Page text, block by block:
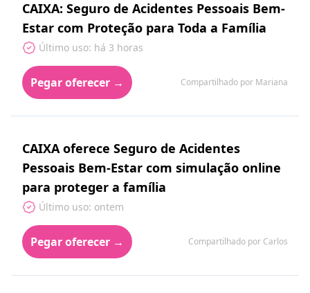
CAIXA: Seguro de Acidentes Pessoais Bem-
Estar com Proteção para Toda a Família
Último uso: há 3 horas
Pegar oferecer → Compartilhado por Mariana
CAIXA oferece Seguro de Acidentes
Pessoais Bem-Estar com simulação online
para proteger a família
Último uso: ontem
Pegar oferecer → Compartilhado por Carlos